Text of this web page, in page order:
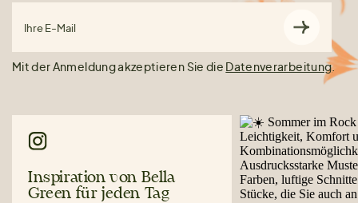
Ihre E-Mail
Mit der Anmeldung akzeptieren Sie die Datenverarbeitung.
Inspiration von Bella
Green für jeden Tag